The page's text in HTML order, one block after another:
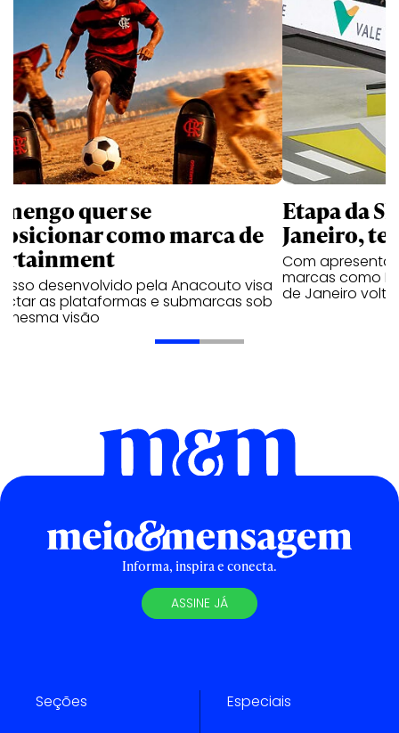
quer se
como marca de
desenvolvido pela Anacouto visa
as plataformas e submarcas sob
mesma visão
Etapa da
Janeiro,
Com
marcas como
de Janeiro
Informa, inspira e conecta.
ASSINE JÁ
Seções Especiais